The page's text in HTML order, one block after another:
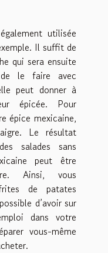
utilisée
Il suffit de
qui sera ensuite
le faire avec
peut donner à
épicée. Pour
épice mexicaine,
Le résultat
salades sans
peut être
Ainsi, vous
de patates
d’avoir sur
dans votre
vous-même